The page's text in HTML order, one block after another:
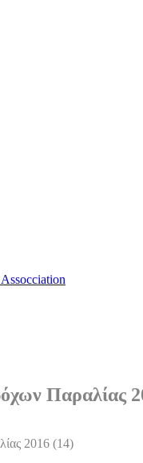
Παραλίας
2016 (14)